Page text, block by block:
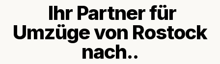
Ihr Partner für
Umzüge von Rostock
nach..